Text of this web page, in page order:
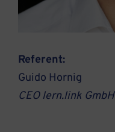
Referent:
Guido Hornig
CEO lern.link GmbH